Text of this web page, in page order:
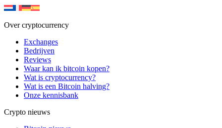
Over cryptocurrency
Exchanges
Bedrijven
Reviews
Waar kan ik bitcoin kopen?
Wat is cryptocurrency?
Wat is een Bitcoin halving?
Onze kennisbank
Crypto nieuws